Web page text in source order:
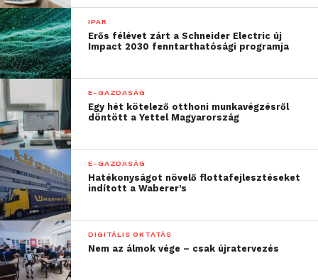
csökkenthetik.
IPAR
Erős félévet zárt a Schneider Electric új
Impact 2030 fenntarthatósági programja
E-GAZDASÁG
Egy hét kötelező otthoni munkavégzésről
döntött a Yettel Magyarország
E-GAZDASÁG
Hatékonyságot növelő flottafejlesztéseket
indított a Waberer’s
DIGITÁLIS OKTATÁS
Nem az álmok vége – csak újratervezés